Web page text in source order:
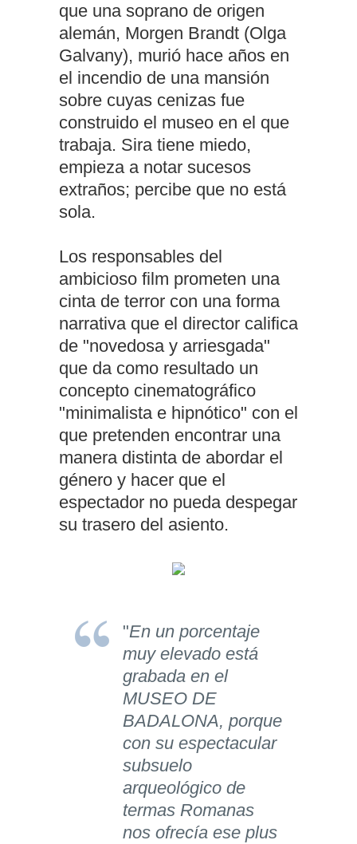
que una soprano de origen
alemán, Morgen Brandt (Olga
Galvany), murió hace años en
el incendio de una mansión
sobre cuyas cenizas fue
construido el museo en el que
trabaja. Sira tiene miedo,
empieza a notar sucesos
extraños; percibe que no está
sola.
Los responsables del
ambicioso film prometen una
cinta de terror con una forma
narrativa que el director califica
de "novedosa y arriesgada"
que da como resultado un
concepto cinematográfico
"minimalista e hipnótico" con el
que pretenden encontrar una
manera distinta de abordar el
género y hacer que el
espectador no pueda despegar
su trasero del asiento.
"En un porcentaje
muy elevado está
grabada en el
MUSEO DE
BADALONA, porque
con su espectacular
subsuelo
arqueológico de
termas Romanas
nos ofrecía ese plus